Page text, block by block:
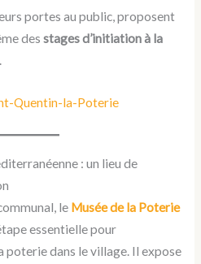
portes au public, proposent
des stages d’initiation à la
Quentin-la-Poterie
: un lieu de
le Musée de la Poterie
essentielle pour
poterie dans le village. Il expose